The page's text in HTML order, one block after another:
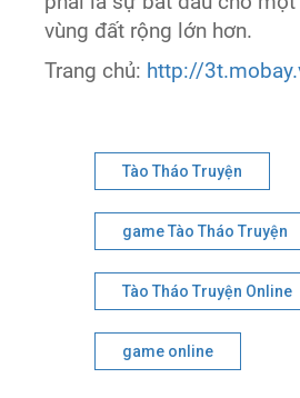
vùng đất rộng lớn hơn.
Trang chủ: http://
Tào Tháo Truyện
game Tào Tháo Truyện
Tào Tháo Truyện Online
game online